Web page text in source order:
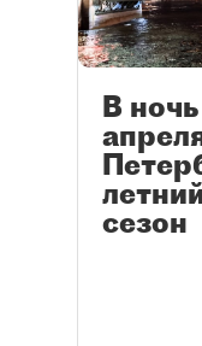
В ночь
сезон